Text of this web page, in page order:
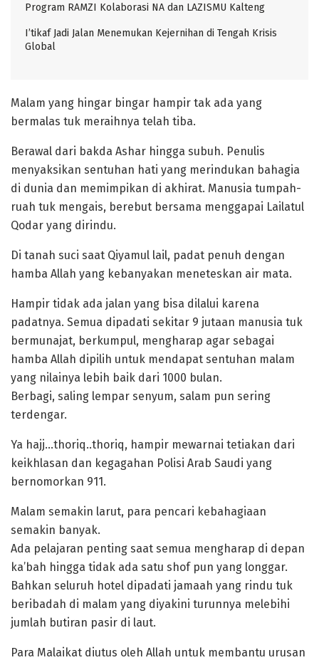
Program RAMZI Kolaborasi NA dan LAZISMU Kalteng
I’tikaf Jadi Jalan Menemukan Kejernihan di Tengah Krisis
Global
Malam yang hingar bingar hampir tak ada yang
bermalas tuk meraihnya telah tiba.
Berawal dari bakda Ashar hingga subuh. Penulis
menyaksikan sentuhan hati yang merindukan bahagia
di dunia dan memimpikan di akhirat. Manusia tumpah-
ruah tuk mengais, berebut bersama menggapai Lailatul
Qodar yang dirindu.
Di tanah suci saat Qiyamul lail, padat penuh dengan
hamba Allah yang kebanyakan meneteskan air mata.
Hampir tidak ada jalan yang bisa dilalui karena
padatnya. Semua dipadati sekitar 9 jutaan manusia tuk
bermunajat, berkumpul, mengharap agar sebagai
hamba Allah dipilih untuk mendapat sentuhan malam
yang nilainya lebih baik dari 1000 bulan.
Berbagi, saling lempar senyum, salam pun sering
terdengar.
Ya hajj…thoriq..thoriq, hampir mewarnai tetiakan dari
keikhlasan dan kegagahan Polisi Arab Saudi yang
bernomorkan 911.
Malam semakin larut, para pencari kebahagiaan
semakin banyak.
Ada pelajaran penting saat semua mengharap di depan
ka’bah hingga tidak ada satu shof pun yang longgar.
Bahkan seluruh hotel dipadati jamaah yang rindu tuk
beribadah di malam yang diyakini turunnya melebihi
jumlah butiran pasir di laut.
Para Malaikat diutus oleh Allah untuk membantu urusan